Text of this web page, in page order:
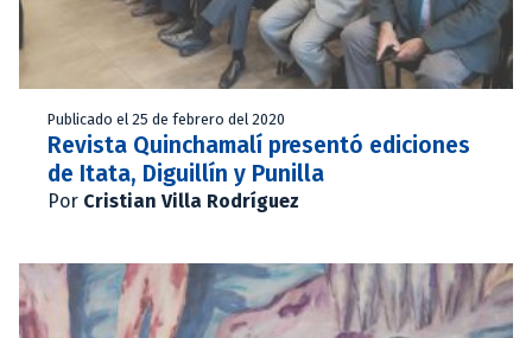
Publicado el 25 de febrero del 2020
Revista Quinchamalí presentó ediciones
de Itata, Diguillín y Punilla
Por Cristian Villa Rodríguez